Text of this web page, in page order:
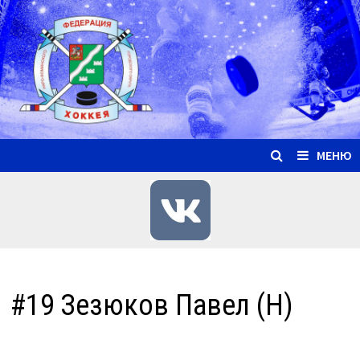
Перейти
к
содержимому
МЕНЮ
#19 Зезюков Павел (Н)